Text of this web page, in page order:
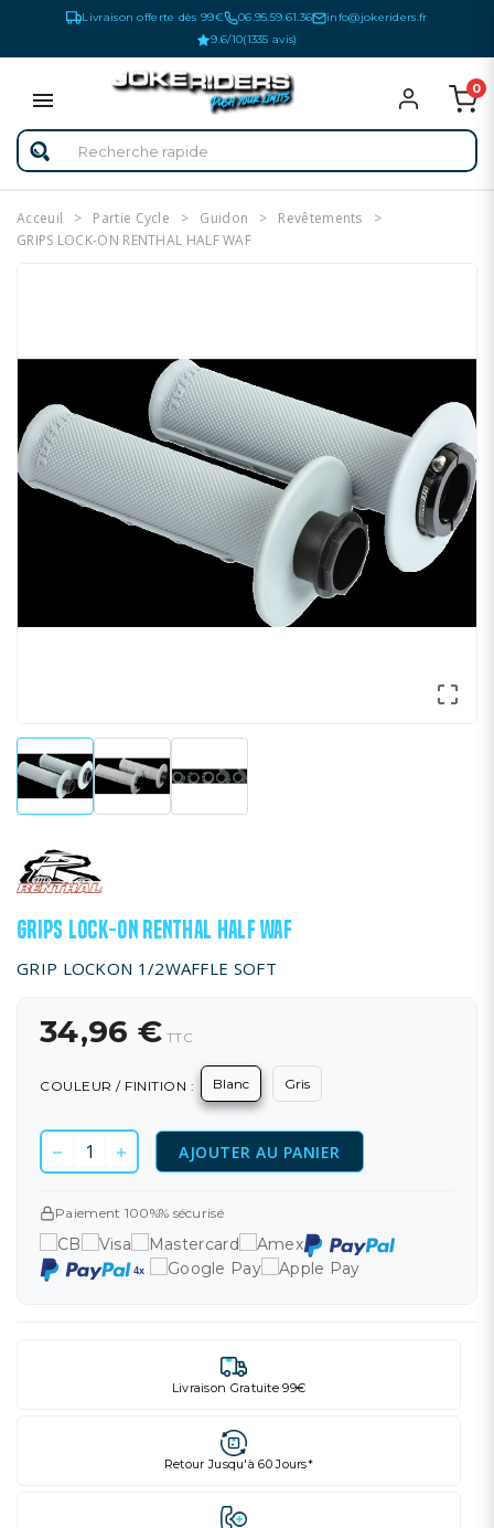
Livraison offerte dès 99€ 06.95.59.61.36
info@jokeriders.fr
9.6/10(1335 avis)
0
Acceuil Partie Cycle Guidon
Revêtements
GRIPS LOCK-ON RENTHAL HALF WAF

GRIPS LOCK-ON RENTHAL HALF WAF
GRIP LOCKON 1/2WAFFLE SOFT
34,96 € TTC
COULEUR / FINITION : Blanc Gris
AJOUTER AU PANIER
Paiement 100%% sécurisé
Livraison Gratuite 99€
Retour Jusqu'à 60 Jours*